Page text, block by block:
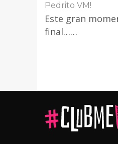
Pedrito VM!
Este gran
final……